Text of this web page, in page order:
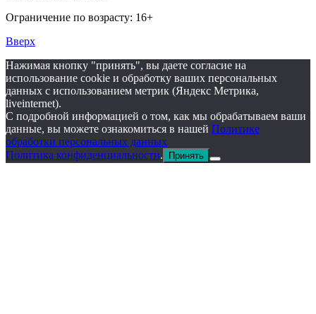
Ограничение по возрасту: 16+
Вверх
Нажимая кнопку "принять", вы даете согласие на
использование cookie и обработку ваших персональных
данных с использованием метрик (Яндекс Метрика,
liveinternet).
С подробной информацией о том, как мы обрабатываем ваши
данные, вы можете ознакомиться в нашей Политике
обработки персональных данных
Политика конфиденциальности. Принять